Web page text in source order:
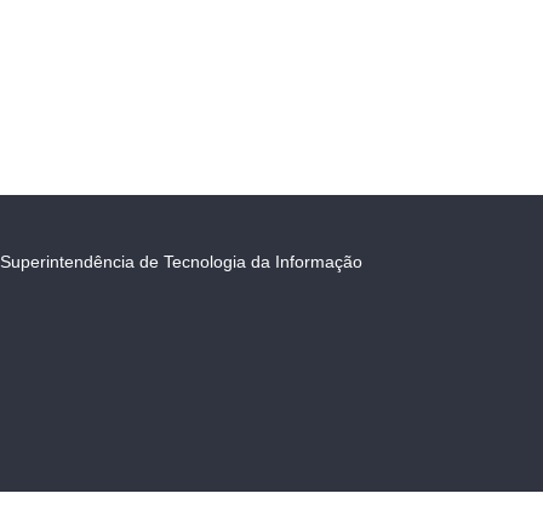
Superintendência de Tecnologia da Informação